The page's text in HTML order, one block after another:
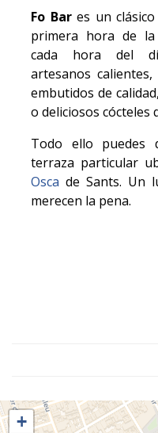
Fo Bares un clásico
primera hora de
cada hora del
artesanos
embutidos de
o deliciosos cócteles
Todo ello puedes
terraza particular
Osca de Sants. Un
merecen la pena.
+